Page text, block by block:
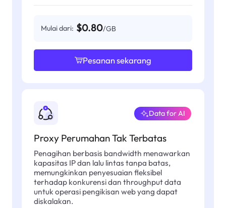
Mulai dari: $0.80/GB
Pesanan sekarang
Proxy Perumahan Tak Terbatas
Data for AI
Penagihan berbasis bandwidth menawarkan
kapasitas IP dan lalu lintas tanpa batas,
memungkinkan penyesuaian fleksibel
terhadap konkurensi dan throughput data
untuk operasi pengikisan web yang dapat
diskalakan.